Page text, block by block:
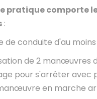
pratique comporte
:
de conduite d'au
de 2 manœuvres
pour s'arrêter avec
en marche